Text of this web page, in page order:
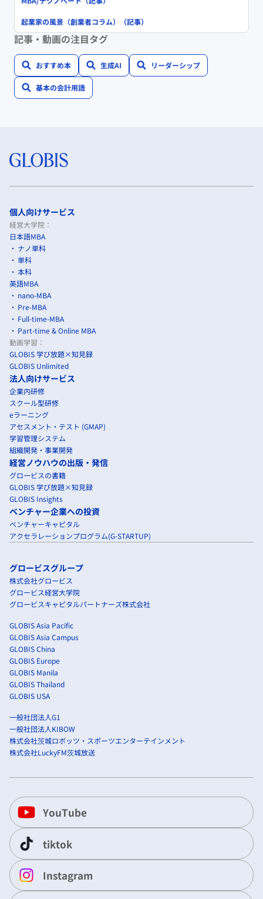
起業家の風景（創業者コラム）（記事）
記事・動画の注目タグ
おすすめ本 生成AI リーダーシップ
基本の会計用語
個人向けサービス
経営大学院：
日本語MBA
ナノ単科
単科
本科
英語MBA
nano-MBA
Pre-MBA
Full-time-MBA
Part-time & Online MBA
動画学習：
GLOBIS 学び放題×知見録
GLOBIS Unlimited
法人向けサービス
企業内研修
スクール型研修
eラーニング
アセスメント・テスト (GMAP)
学習管理システム
組織開発・事業開発
経営ノウハウの出版・発信
グロービスの書籍
GLOBIS 学び放題×知見録
GLOBIS Insights
ベンチャー企業への投資
ベンチャーキャピタル
アクセラレーションプログラム(G-STARTUP)
グロービスグループ
株式会社グロービス
グロービス経営大学院
グロービスキャピタルパートナーズ株式会社
GLOBIS Asia Pacific
GLOBIS Asia Campus
GLOBIS China
GLOBIS Europe
GLOBIS Manila
GLOBIS Thailand
GLOBIS USA
一般社団法人G1
一般社団法人KIBOW
株式会社茨城ロボッツ・スポーツエンターテインメント
株式会社LuckyFM茨城放送
YouTube
tiktok
Instagram